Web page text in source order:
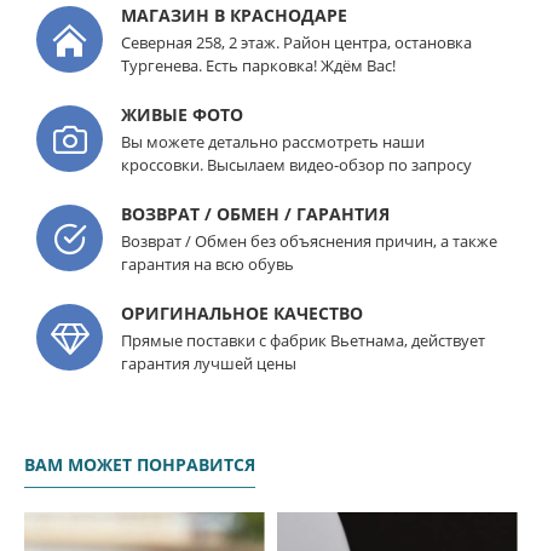
МАГАЗИН В КРАСНОДАРЕ
Северная 258, 2 этаж. Район центра, остановка
Тургенева. Есть парковка! Ждём Вас!
ЖИВЫЕ ФОТО
Вы можете детально рассмотреть наши
кроссовки. Высылаем видео-обзор по запросу
ВОЗВРАТ / ОБМЕН / ГАРАНТИЯ
Возврат / Обмен без объяснения причин, а также
гарантия на всю обувь
ОРИГИНАЛЬНОЕ КАЧЕСТВО
Прямые поставки с фабрик Вьетнама, действует
гарантия лучшей цены
ВАМ МОЖЕТ ПОНРАВИТСЯ